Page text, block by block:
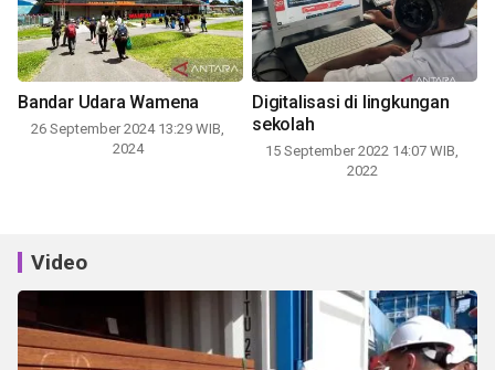
Bandar Udara Wamena
26 September 2024 13:29 WIB,
2024
Digitalisasi di lingkungan
sekolah
15 September 2022 14:07 WIB,
2022
Video